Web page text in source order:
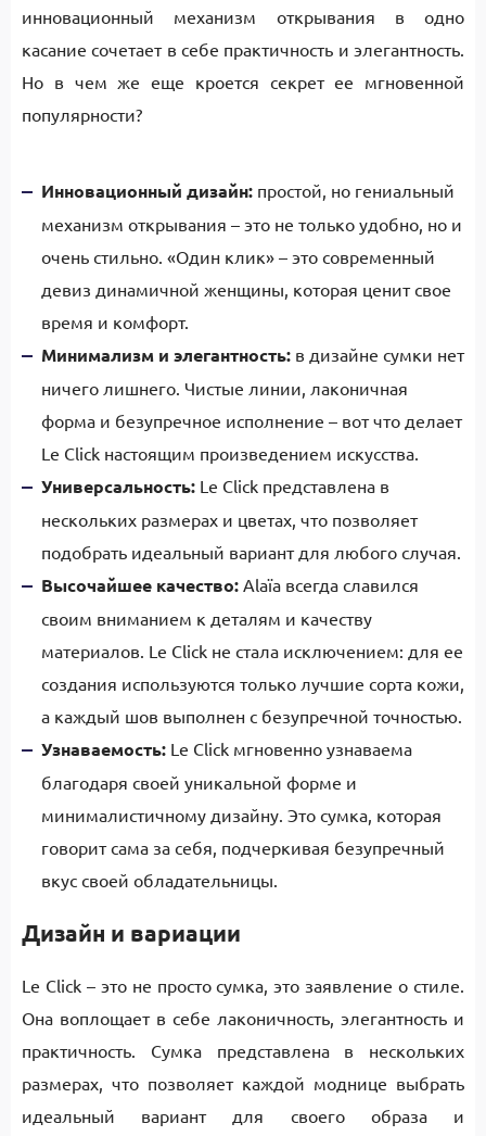
инновационный механизм открывания в одно
касание сочетает в себе практичность и элегантность.
Но в чем же еще кроется секрет ее мгновенной
популярности?
Инновационный дизайн: простой, но гениальный
механизм открывания – это не только удобно, но и
очень стильно. «Один клик» – это современный
девиз динамичной женщины, которая ценит свое
время и комфорт.
Минимализм и элегантность: в дизайне сумки нет
ничего лишнего. Чистые линии, лаконичная
форма и безупречное исполнение – вот что делает
Le Click настоящим произведением искусства.
Универсальность: Le Click представлена в
нескольких размерах и цветах, что позволяет
подобрать идеальный вариант для любого случая.
Высочайшее качество: Alaïa всегда славился
своим вниманием к деталям и качеству
материалов. Le Click не стала исключением: для ее
создания используются только лучшие сорта кожи,
а каждый шов выполнен с безупречной точностью.
Узнаваемость: Le Click мгновенно узнаваема
благодаря своей уникальной форме и
минималистичному дизайну. Это сумка, которая
говорит сама за себя, подчеркивая безупречный
вкус своей обладательницы.
Дизайн и вариации
Le Click – это не просто сумка, это заявление о стиле.
Она воплощает в себе лаконичность, элегантность и
практичность. Сумка представлена в нескольких
размерах, что позволяет каждой моднице выбрать
идеальный вариант для своего образа и